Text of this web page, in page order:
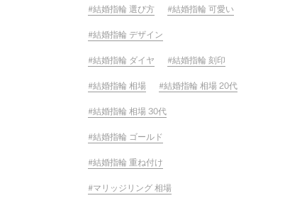
結婚指輪 選び方 結婚指輪 可愛い
結婚指輪 デザイン
結婚指輪 ダイヤ 結婚指輪 刻印
結婚指輪 相場 結婚指輪 相場 20代
結婚指輪 相場 30代
結婚指輪 ゴールド
結婚指輪 重ね付け
マリッジリング 相場